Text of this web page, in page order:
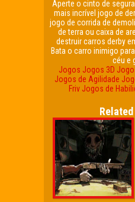
Aperte o cinto de
mais incrível jogo de
jogo de corrida de
de terra ou caixa de
destruir carros derby
Bata o carro inimigo
céu e
Jogos Jogos 3D
Jogos de Agilidade
Friv Jogos de